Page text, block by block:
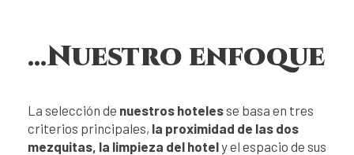
...Nuestro enfoque
La selección de nuestros hotelesse basa en tres
criterios principales, la proximidad de las dos
mezquitas, la limpieza del hotely el espacio de sus